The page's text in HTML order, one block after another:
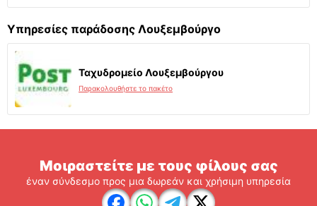
Υπηρεσίες παράδοσης Λουξεμβούργο
Ταχυδρομείο Λουξεμβούργου
Παρακολουθήστε το πακέτο
Μοιραστείτε με τους φίλους σας
έναν σύνδεσμο προς μια δωρεάν και χρήσιμη υπηρεσία